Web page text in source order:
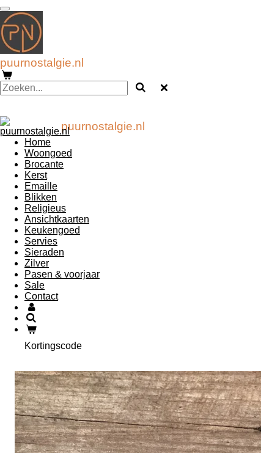
Ga
direct
naar
de
hoofdinhoud
puurnostalgie.nl
puurnostalgie.nl
Home
Woongoed
Brocante
Kerst
Emaille
Blikken
Religieus
Ansichtkaarten
Keukengoed
Servies
Sieraden
Zilver
Pasen & voorjaar
Sale
Contact
Kortingscode